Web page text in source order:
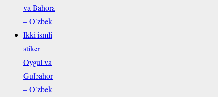
va Bahora
– O’zbek
Ikki ismli
stiker
Oygul va
Gulbahor
– O’zbek